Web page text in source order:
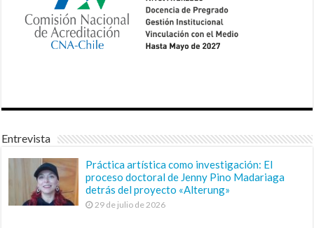
Entrevista
Práctica artística como investigación: El
proceso doctoral de Jenny Pino Madariaga
detrás del proyecto «Alterung»
29 de julio de 2026